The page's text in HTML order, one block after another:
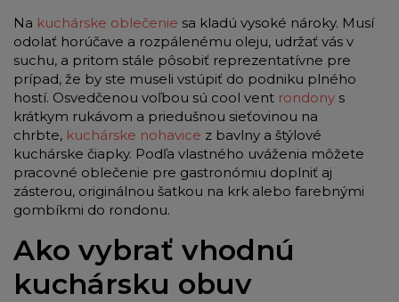
Na kuchárske oblečenie sa kladú vysoké nároky. Musí
odolať horúčave a rozpálenému oleju, udržať vás v
suchu, a pritom stále pôsobiť reprezentatívne pre
prípad, že by ste museli vstúpiť do podniku plného
hostí. Osvedčenou voľbou sú cool vent rondony s
krátkym rukávom a priedušnou sieťovinou na
chrbte, kuchárske nohavice z bavlny a štýlové
kuchárske čiapky. Podľa vlastného uváženia môžete
pracovné oblečenie pre gastronómiu doplniť aj
zásterou, originálnou šatkou na krk alebo farebnými
gombíkmi do rondonu.
Ako vybrať vhodnú
kuchársku obuv